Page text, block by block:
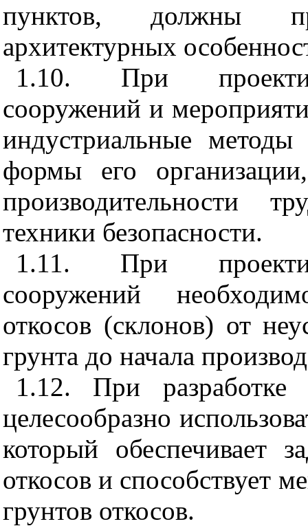
пунктов, должны
архитектурных
1.10. При
сооружений и
индустриальные методы
формы его
производительности
техники безопасности.
1.11. При
сооружений
откосов (склонов) от
грунта до начала
1.12. При
целесообразно
который обеспечивает
откосов и способствует
грунтов откосов.